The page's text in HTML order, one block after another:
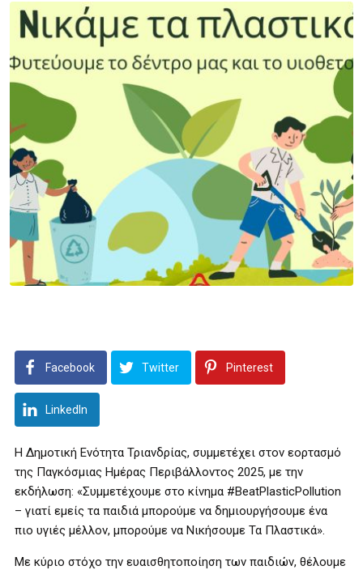
Facebook Twitter Pinterest
LinkedIn
Η Δημοτική Ενότητα Τριανδρίας, συμμετέχει στον εορτασμό
της Παγκόσμιας Ημέρας Περιβάλλοντος 2025, με την
εκδήλωση: «Συμμετέχουμε στο κίνημα #BeatPlasticPollution
– γιατί εμείς τα παιδιά μπορούμε να δημιουργήσουμε ένα
πιο υγιές μέλλον, μπορούμε να Νικήσουμε Τα Πλαστικά».
Με κύριο στόχο την ευαισθητοποίηση των παιδιών, θέλουμε